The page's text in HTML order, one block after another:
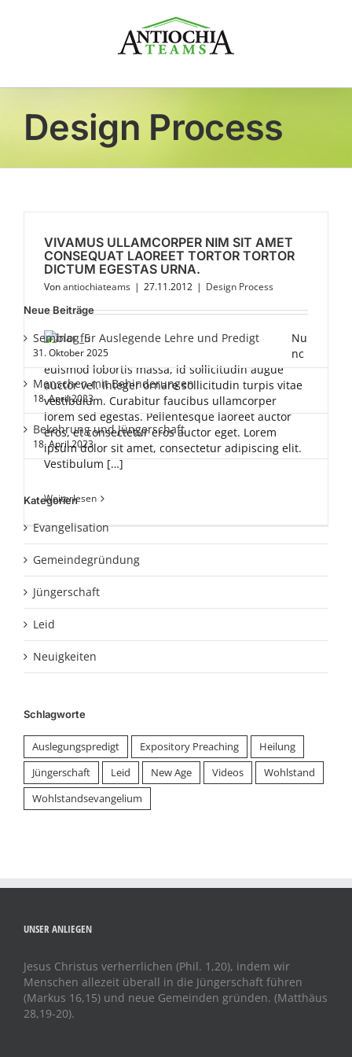
Design Process
VIVAMUS ULLAMCORPER NIM SIT AMET
CONSEQUAT LAOREET TORTOR TORTOR
DICTUM EGESTAS URNA.
Vonantiochiateams | 27.11.2012 | Design Process
Nu
nc
euismod lobortis massa, id sollicitudin augue
auctor vel. Integer ornare sollicitudin turpis vitae
vestibulum. Curabitur faucibus ullamcorper
lorem sed egestas. Pellentesque laoreet auctor
eros, et consectetur eros auctor eget. Lorem
ipsum dolor sit amet, consectetur adipiscing elit.
Vestibulum […]
Weiterlesen
Neue Beiträge
Seminar für Auslegende Lehre und Predigt
31. Oktober 2025
Menschen mit Behinderungen
18. April 2023
Bekehrung und Jüngerschaft
18. April 2023
Kategorien
Evangelisation
Gemeindegründung
Jüngerschaft
Leid
Neuigkeiten
Schlagworte
Auslegungspredigt Expository Preaching
Heilung
Jüngerschaft
Leid New Age Videos
Wohlstand
Wohlstandsevangelium
UNSER ANLIEGEN
Jesus Christus verherrlichen (Phil. 1,20), indem wir
Menschen allezeit überall in die Jüngerschaft führen
(Markus 16,15) und neue Gemeinden gründen. (Matthäus
28,19-20).